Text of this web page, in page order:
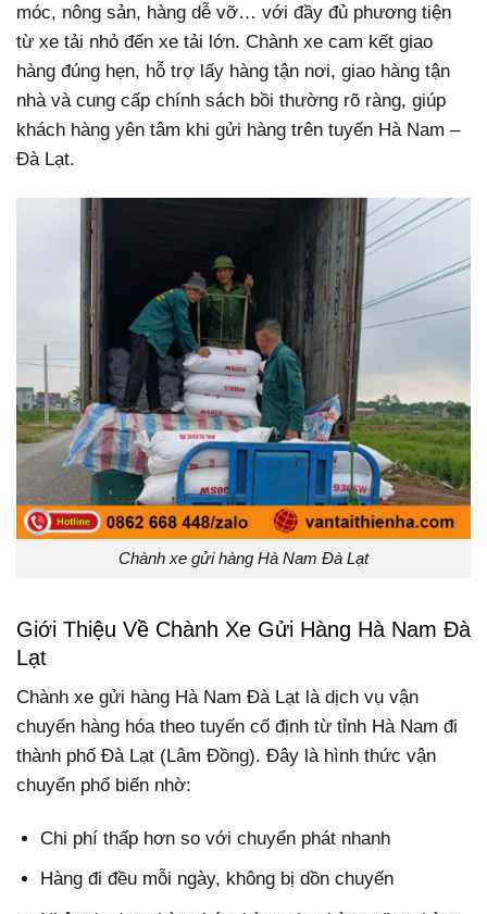
móc, nông sản, hàng dễ vỡ… với đầy đủ phương tiện
từ xe tải nhỏ đến xe tải lớn. Chành xe cam kết giao
hàng đúng hẹn, hỗ trợ lấy hàng tận nơi, giao hàng tận
nhà và cung cấp chính sách bồi thường rõ ràng, giúp
khách hàng yên tâm khi gửi hàng trên tuyến Hà Nam –
Đà Lạt.
Chành xe gửi hàng Hà Nam Đà Lạt
Giới Thiệu Về Chành Xe Gửi Hàng Hà Nam Đà
Lạt
Chành xe gửi hàng Hà Nam Đà Lạt là dịch vụ vận
chuyển hàng hóa theo tuyến cố định từ tỉnh Hà Nam đi
thành phố Đà Lạt (Lâm Đồng). Đây là hình thức vận
chuyển phổ biến nhờ:
Chi phí thấp hơn so với chuyển phát nhanh
Hàng đi đều mỗi ngày, không bị dồn chuyến